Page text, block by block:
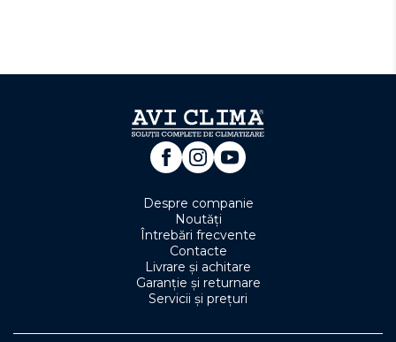
Despre companie
Noutăți
Întrebări frecvente
Contacte
Livrare și achitare
Garanție și returnare
Servicii și prețuri